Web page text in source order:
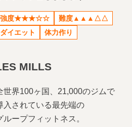
強度★★★☆☆
難度▲▲▲△△
ダイエット
体力作り
MILLS
世界100ヶ国、21,000のジムで
入されている最先端の
ループフィットネス。